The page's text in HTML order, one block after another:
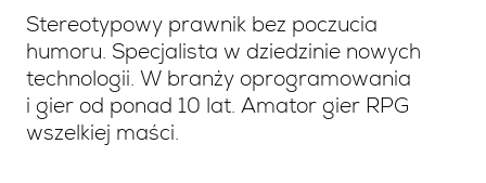
Stereotypowy prawnik bez poczucia
humoru. Specjalista w dziedzinie nowych
technologii. W branży oprogramowania
i gier od ponad 10 lat. Amator gier RPG
wszelkiej maści.